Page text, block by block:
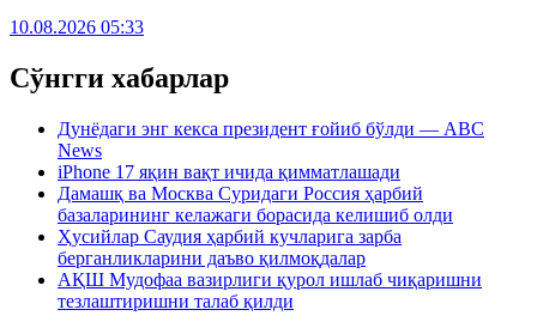
10.08.2026 05:33
Сўнгги хабарлар
Дунёдаги энг кекса президент ғойиб бўлди — ABC
News
iPhone 17 яқин вақт ичида қимматлашади
Дамашқ ва Москва Суридаги Россия ҳарбий
базаларининг келажаги борасида келишиб олди
Ҳусийлар Саудия ҳарбий кучларига зарба
берганликларини даъво қилмоқдалар
АҚШ Мудофаа вазирлиги қурол ишлаб чиқаришни
тезлаштиришни талаб қилди